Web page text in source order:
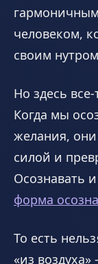
человеком,
своим
Но здесь
Когда мы
желания, они
силой и
Осознавать
форма
То есть
«из воздуха»